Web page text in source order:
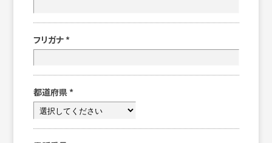
フリガナ *
都道府県 *